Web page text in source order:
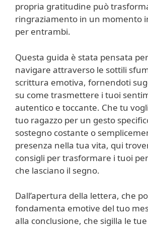
propria gratitudine può
ringraziamento in un momento
per entrambi.
Questa guida è stata pensata
navigare attraverso le sottili
scrittura emotiva, fornendoti
su come trasmettere i tuoi
autentico e toccante. Che tu
tuo ragazzo per un gesto
sostegno costante o
presenza nella tua vita, qui
consigli per trasformare i tuoi
che lasciano il segno.
Dall’apertura della lettera, che
fondamenta emotive del tuo
alla conclusione, che sigilla le